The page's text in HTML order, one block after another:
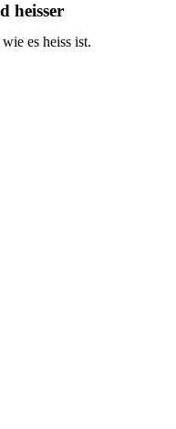
heisser
es heiss ist.